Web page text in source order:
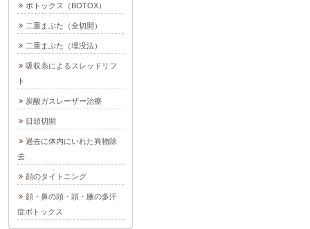
ボトックス（BOTOX）
二重まぶた（全切開）
二重まぶた（埋没法）
吸収糸によるスレッドリフ
ト
炭酸ガスレーザー治療
目頭切開
過去に体内にいれた異物除
去
顔のタイトニング
顔・鼻の頭・頭・腋の多汗
症ボトックス